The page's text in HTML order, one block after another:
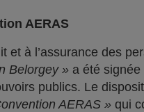
AERAS
et à l’assurance des
Belorgey » a été
publics. Le
AERAS » qui